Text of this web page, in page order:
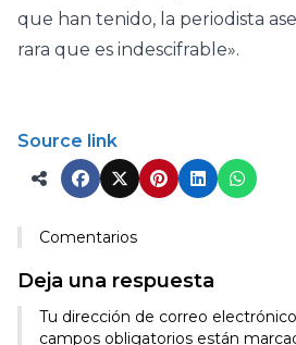
que han tenido, la periodista
rara que es indescifrable».
Source link
Comentarios
Deja una respuesta
Tu dirección de correo
campos obligatorios están